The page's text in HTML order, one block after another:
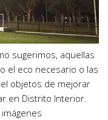
sugerimos, aquellas
el eco necesario o las
objetos de mejorar
en Distrito Interior.